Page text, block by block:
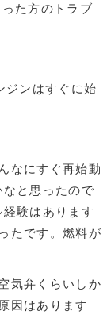
た方のトラブ
ンはすぐに始
なにすぐ再始動
と思ったので
験はあります
たです。燃料が
気弁くらいしか
因はあります